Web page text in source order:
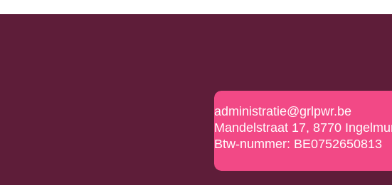
administratie@grlpwr.be
Mandelstraat 17, 8770
Btw-nummer: BE0752650813